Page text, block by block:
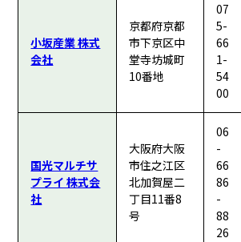
小坂産業 株式
会社
京都府京都
市下京区中
堂寺坊城町
10番地
07
5-
66
1-
54
00
国光マルチサ
プライ 株式会
社
大阪府大阪
市住之江区
北加賀屋二
丁目11番8
号
06
-
66
86
-
88
26